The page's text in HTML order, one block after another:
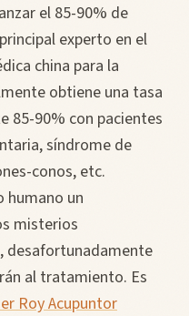
el 85-90% de
experto en el
china para la
obtiene una tasa
85-90% con pacientes
síndrome de
conos, etc.
humano un
misterios
desafortunadamente
al tratamiento. Es
Roy Acupuntor